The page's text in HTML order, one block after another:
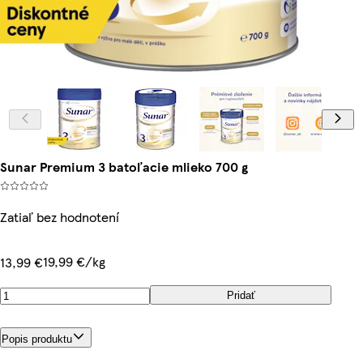
Sunar Premium 3 batoľacie mlieko 700 g
Zatiaľ bez hodnotení
13,99 €19,99 €/kg
Pridať
Popis produktu